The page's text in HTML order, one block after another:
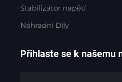
Stabilizátor napětí
Náhradní Díly
Přihlaste se k našemu